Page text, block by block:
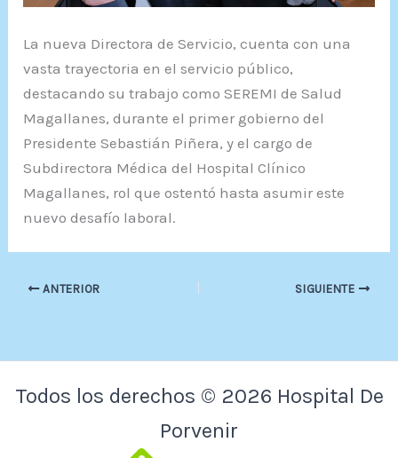
La nueva Directora de Servicio, cuenta con una
vasta trayectoria en el servicio público,
destacando su trabajo como SEREMI de Salud
Magallanes, durante el primer gobierno del
Presidente Sebastián Piñera, y el cargo de
Subdirectora Médica del Hospital Clínico
Magallanes, rol que ostentó hasta asumir este
nuevo desafío laboral.
ANTERIOR SIGUIENTE
Todos los derechos © 2026 Hospital De
Porvenir